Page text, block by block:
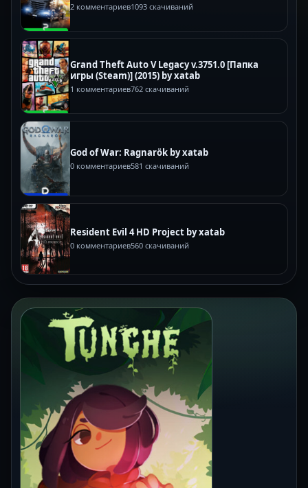
2 комментариев1093 скачиваний
Grand Theft Auto V Legacy v.3751.0 [Папка
игры (Steam)] (2015) by xatab
1 комментариев762 скачиваний
God of War: Ragnarök by xatab
0 комментариев581 скачиваний
Resident Evil 4 HD Project by xatab
0 комментариев560 скачиваний